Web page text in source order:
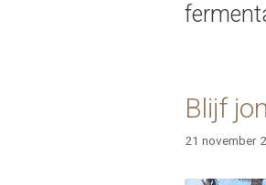
Blijf
21 november